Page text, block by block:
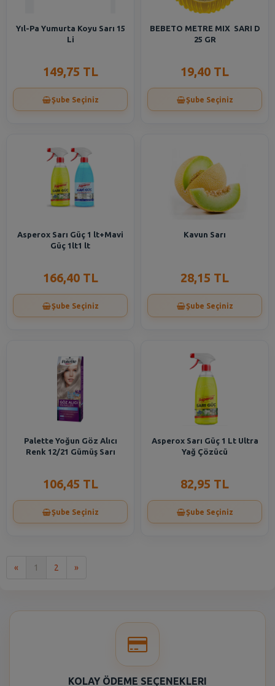
Yıl-Pa Yumurta Koyu Sarı 15
Li
149,75 TL
Şube Seçiniz
BEBETO METRE MIX SARI D
25 GR
19,40 TL
Şube Seçiniz
Asperox Sarı Güç 1 lt+Mavi
Güç 1lt1 lt
166,40 TL
Şube Seçiniz
Kavun Sarı
28,15 TL
Şube Seçiniz
Palette Yoğun Göz Alıcı
Renk 12/21 Gümüş Sarı
106,45 TL
Şube Seçiniz
Asperox Sarı Güç 1 Lt Ultra
Yağ Çözücü
82,95 TL
Şube Seçiniz
« 1 2 »Son
KOLAY ÖDEME SEÇENEKLERI